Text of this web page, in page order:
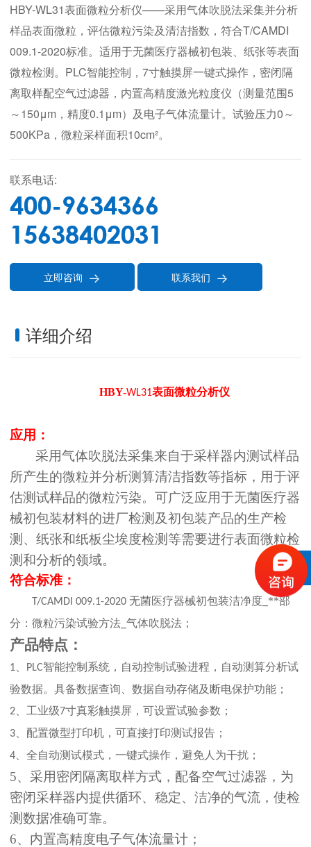
HBY-WL31表面微粒分析仪——采用气体吹脱法采集并分析
样品表面微粒，评估微粒污染及清洁指数，符合T/CAMDI
009.1-2020标准。适用于无菌医疗器械初包装、纸张等表面
微粒检测。PLC智能控制，7寸触摸屏一键式操作，密闭隔
离取样配空气过滤器，内置高精度激光粒度仪（测量范围5
～150μm，精度0.1μm）及电子气体流量计。试验压力0～
500KPa，微粒采样面积10cm²。
联系电话:
400-9634366
15638402031
立即咨询  联系我们 
详细介绍
HBY-WL31表面微粒分析仪
应用：
采用气体吹脱法采集来自于采样器内测试样品
所产生的微粒并分析测算清洁指数等指标，用于评
估测试样品的微粒污染。可广泛应用于无菌医疗器
械初包装材料的进厂检测及初包装产品的生产检
测、纸张和纸板尘埃度检测等需要进行表面微粒检
测和分析的领域。
符合标准：
T/CAMDI 009.1-2020 无菌医疗器械初包装洁净度 **部
分：微粒污染试验方法_ 气体吹脱法；
产品特点：
1 PLC智能控制系统，自动控制试验进程，自动测算分析试
验数据。具备数据查询、数据自动存储及断电保护功能；
2、工业级7寸真彩触摸屏，可设置试验参数；
3、配置微型打印机，可直接打印测试报告；
4、全自动测试模式，一键式操作，避免人为干扰；
5、采用密闭隔离取样方式，配备空气过滤器，为
密闭采样器内提供循环、稳定、洁净的气流，使检
测数据准确可靠。
6、内置高精度电子气体流量计；